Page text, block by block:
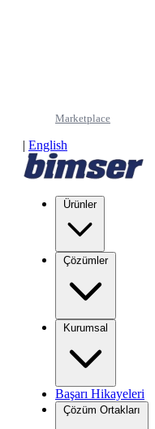
Marketplace
| English
Ürünler
Çözümler
Kurumsal
Başarı Hikayeleri
Çözüm Ortakları